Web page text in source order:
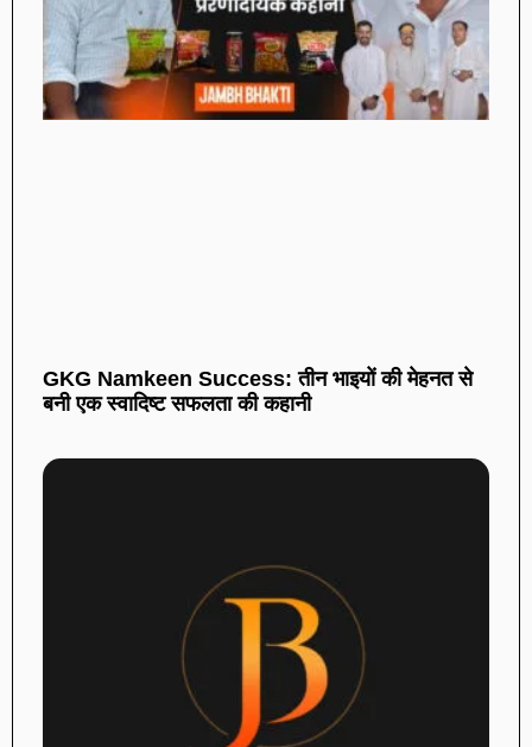
GKG Namkeen Success: तीन भाइयों की मेहनत से
बनी एक स्वादिष्ट सफलता की कहानी